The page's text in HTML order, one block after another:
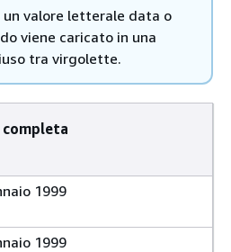
un valore letterale data o
viene caricato in una
tra virgolette.
completa
1999
1999